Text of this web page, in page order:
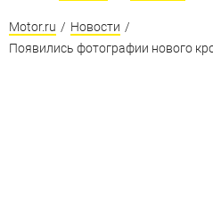
Motor.ru / Новости /
Появились фотографии нового